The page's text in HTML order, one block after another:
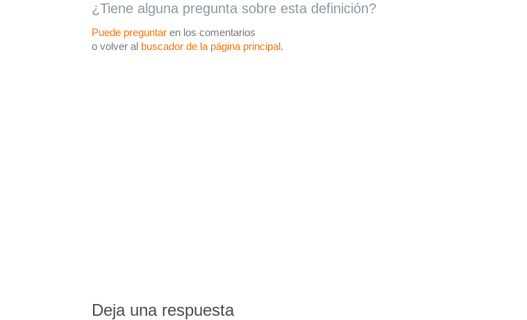
¿Tiene alguna pregunta sobre esta definición?
Puede preguntar en los comentarios
o volver al buscador de la página principal.
Deja una respuesta